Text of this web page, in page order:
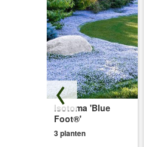
Fancy
Finch'
Isotoma 'Blue
Foot®'
3 planten